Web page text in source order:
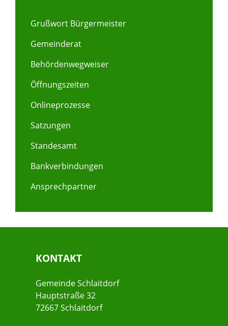
Grußwort Bürgermeister
Gemeinderat
Behördenwegweiser
Öffnungszeiten
Onlineprozesse
Satzungen
Standesamt
Bankverbindungen
Ansprechpartner
KONTAKT
Gemeinde Schlaitdorf
Hauptstraße 32
72667 Schlaitdorf